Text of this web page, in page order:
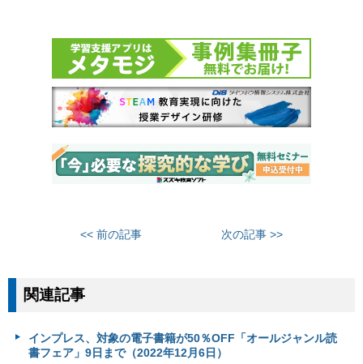
<< 前の記事 次の記事 >>
関連記事
インプレス、対象の電子書籍が50％OFF「オールジャンル読
書フェア」9日まで（2022年12月6日）